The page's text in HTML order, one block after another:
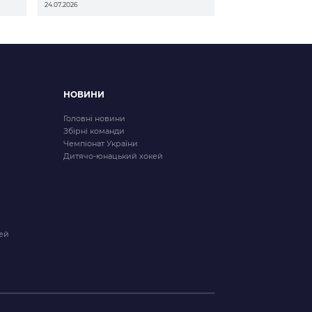
24.07.2026
НОВИНИ
Головні новини
Збірні команди
Чемпіонат України
Дитячо-юнацький хокей